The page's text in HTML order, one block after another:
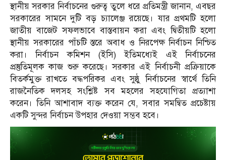
স্থানীয় সরকার নির্বাচনের গুরুত্ব তুলে ধরে প্রতিমন্ত্রী জানান, এবছর
সরকারের সামনে দুটি বড় চ্যালেঞ্জ রয়েছে। যার প্রথমটি হলো
জাতীয় বাজেট সফলভাবে বাস্তবায়ন করা এবং দ্বিতীয়টি হলো
স্থানীয় সরকারের পাঁচটি স্তরে অবাধ ও নিরপেক্ষ নির্বাচন নিশ্চিত
করা। নির্বাচন কমিশন (ইসি) ইতিমধ্যেই এই নির্বাচনের
প্রস্তুতিমূলক কাজ শুরু করেছে। সরকার এই নির্বাচনী প্রক্রিয়াকে
বিতর্কমুক্ত রাখতে বদ্ধপরিকর এবং সুষ্ঠু নির্বাচনের স্বার্থে তিনি
রাজনৈতিক দলসহ সংশ্লিষ্ট সব মহলের সহযোগিতা প্রত্যাশা
করেন। তিনি আশাবাদ ব্যক্ত করেন যে, সবার সমন্বিত প্রচেষ্টায়
একটি সুন্দর নির্বাচন উপহার দেওয়া সম্ভব হবে।